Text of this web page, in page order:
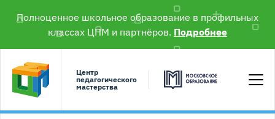
Полноценное школьное образование в профильных
классах ЦПМ и партнёров. Подробнее
Центр
педагогического
мастерства